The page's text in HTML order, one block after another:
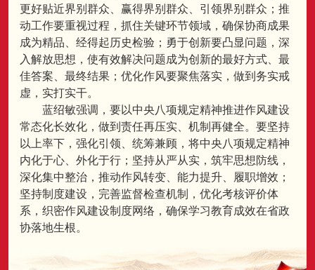
更好贴近界别群众、赢得界别群众、引领界别群众；推
动工作要重视过程，抓住关键环节领域，确保协商成果
成为精品、经得起历史检验；勇于创新要凸显问题，深
入解放思想，使有效解决问题成为创新的最好方式、最
佳答案、最终结果；优化作风要聚焦落实，做到务实戒
虚，实打实干。
蓝绍敏强调，要以中央八项规定精神推进作风建设
常态化长效化，做到责任再压实、机制再健全。要坚持
以上率下，强化引领、统筹兼顾，将中央八项规定精神
内化于心、外化于行；坚持从严从实，筑牢思想防线，
深化集中整治，推动作风转变、能力提升、履职增效；
坚持制度建设，完善监督检查机制，优化考核评价体
系，织密作风建设制度网络，确保学习教育成效在省政
协落地生根。